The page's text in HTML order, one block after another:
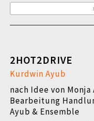
2HOT2DRIVE
Kurdwin Ayub
nach Idee von Monja
Bearbeitung
Ayub & Ensemble